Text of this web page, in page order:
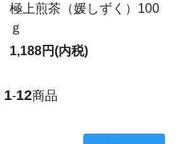
極上煎茶（媛しずく）100
ｇ
1,188円(内税)
1-12商品